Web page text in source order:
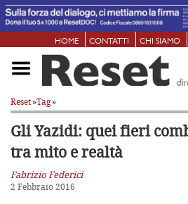
HOME CONTATTI CHI SIAMO
Reset»Tag»
Gli Yazidi: quei fieri
tra mito e realtà
Fabrizio Federici
2 Febbraio 2016